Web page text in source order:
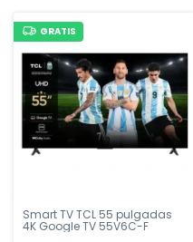
GRATIS
Smart TV TCL 55 pulgadas
4K Google TV 55V6C-F